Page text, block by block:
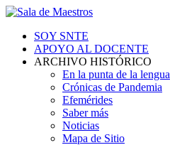
SOY SNTE
APOYO AL DOCENTE
ARCHIVO HISTÓRICO
En la punta de la lengua
Crónicas de Pandemia
Efemérides
Saber más
Noticias
Mapa de Sitio